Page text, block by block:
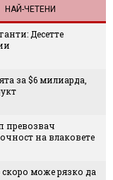
НАЙ-ЧЕТЕНИ
Десетте
за $6 милиарда,
превозвач
на влаковете
може рязко да